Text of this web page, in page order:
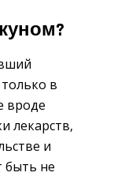
в
вроде
лекарств,
и
быть не